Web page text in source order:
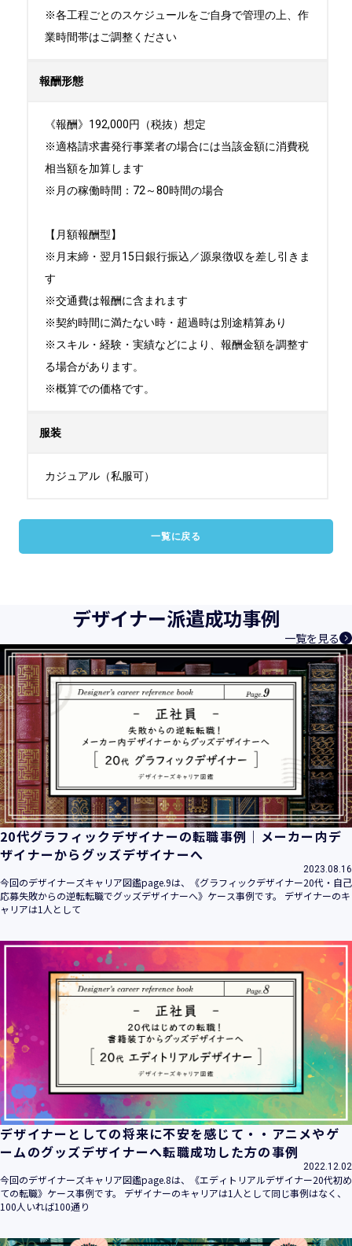
※各工程ごとのスケジュールをご自身で管理の上、作
業時間帯はご調整ください
報酬形態
《報酬》192,000円（税抜）想定
※適格請求書発行事業者の場合には当該金額に消費税
相当額を加算します
※月の稼働時間：72～80時間の場合
【月額報酬型】
※月末締・翌月15日銀行振込／源泉徴収を差し引きま
す
※交通費は報酬に含まれます
※契約時間に満たない時・超過時は別途精算あり
※スキル・経験・実績などにより、報酬金額を調整す
る場合があります。
※概算での価格です。
服装
カジュアル（私服可）
一覧に戻る
デザイナー派遣成功事例
一覧を見る
20代グラフィックデザイナーの転職事例｜メーカー内デ
ザイナーからグッズデザイナーへ
2023.08.16
今回のデザイナーズキャリア図鑑page.9は、《グラフィックデザイナー20代・自己
応募失敗からの逆転転職でグッズデザイナーへ》ケース事例です。 デザイナーのキ
ャリアは1人として
デザイナーとしての将来に不安を感じて・・アニメやゲ
ームのグッズデザイナーへ転職成功した方の事例
2022.12.02
今回のデザイナーズキャリア図鑑page.8は、《エディトリアルデザイナー20代初め
ての転職》ケース事例です。 デザイナーのキャリアは1人として同じ事例はなく、
100人いれば100通り